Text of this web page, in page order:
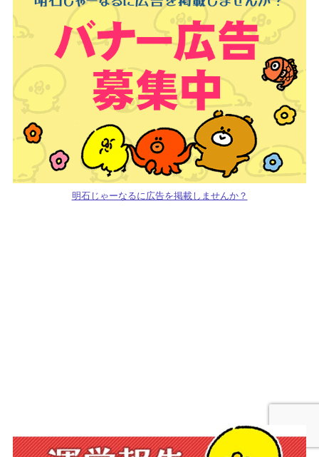
明石じゃーなるに広告を掲載しませんか？